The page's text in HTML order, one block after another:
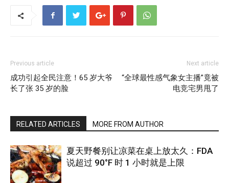
Previous article
成功引起全民注意！65 岁大爷
长了张 35 岁的脸
Next article
“全球最性感气象女主播”竟被
电竞宅男甩了
RELATED ARTICLES MORE FROM AUTHOR
夏天野餐别让凉菜在桌上放太久：FDA
说超过 90°F 时 1 小时就是上限